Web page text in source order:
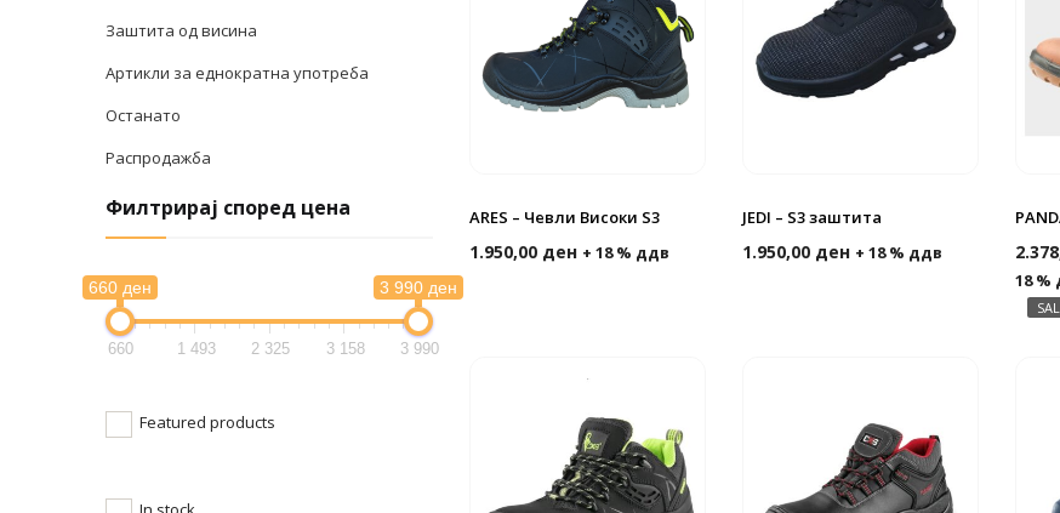
ARES – Чевли Високи S3
1.950,00 ден + 18 % ддв
JEDI – S3 заштита
1.950,00 ден + 18 % ддв
18 %
Заштита од висина
Артикли за еднократна употреба
Останато
Распродажба
Филтрирај според цена
660 ден 3 990 ден
660 1 493 2 325 3 158 3 990
Featured products